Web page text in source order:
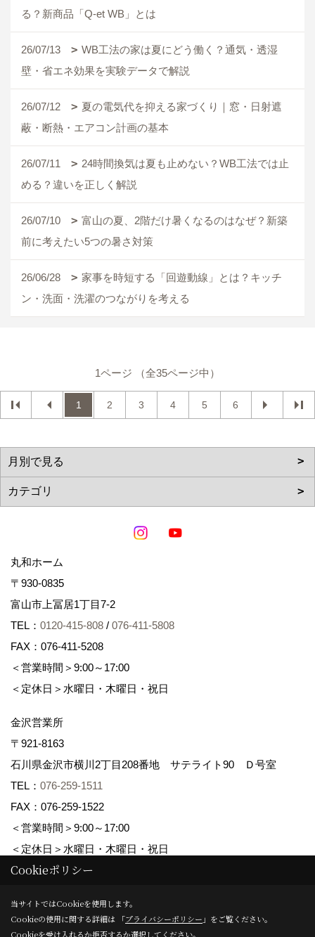
る？新商品「Q-et WB」とは
26/07/13
WB工法の家は夏にどう働く？通気・透湿
壁・省エネ効果を実験データで解説
26/07/12
夏の電気代を抑える家づくり｜窓・日射遮
蔽・断熱・エアコン計画の基本
26/07/11
24時間換気は夏も止めない？WB工法では止
める？違いを正しく解説
26/07/10
富山の夏、2階だけ暑くなるのはなぜ？新築
前に考えたい5つの暑さ対策
26/06/28
家事を時短する「回遊動線」とは？キッチ
ン・洗面・洗濯のつながりを考える
1ページ （全35ページ中）
1 2 3 4 5 6
丸和ホーム
〒930-0835
富山市上冨居1丁目7-2
TEL： 0120-415-808 / 076-411-5808
FAX：076-411-5208
＜営業時間＞9:00～17:00
＜定休日＞水曜日・木曜日・祝日
金沢営業所
〒921-8163
石川県金沢市横川2丁目208番地 サテライト90 Ｄ号室
TEL： 076-259-1511
FAX：076-259-1522
＜営業時間＞9:00～17:00
＜定休日＞水曜日・木曜日・祝日
Copyright (c) maruwa-home. All Rights Reserved.
Produced byゴデスクリエイト
Cookieポリシー
当サイトではCookieを使用します。
Cookieの使用に関する詳細は 「プライバシーポリシー 」をご覧ください。
Cookieを受け入れるか拒否するか選択してください。